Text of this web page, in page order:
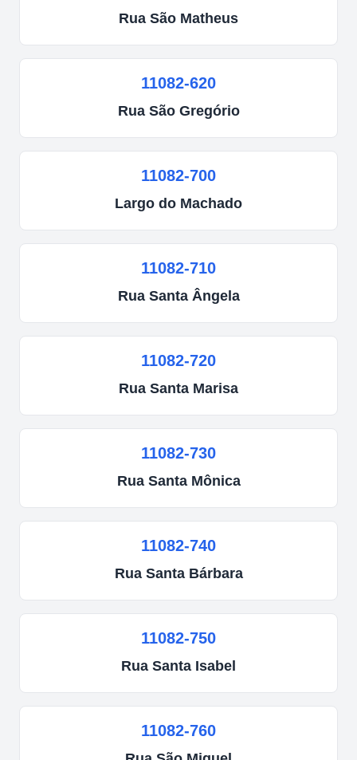
Rua São Matheus
11082-620
Rua São Gregório
11082-700
Largo do Machado
11082-710
Rua Santa Ângela
11082-720
Rua Santa Marisa
11082-730
Rua Santa Mônica
11082-740
Rua Santa Bárbara
11082-750
Rua Santa Isabel
11082-760